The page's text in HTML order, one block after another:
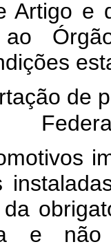
Artigo e
ao
de
e